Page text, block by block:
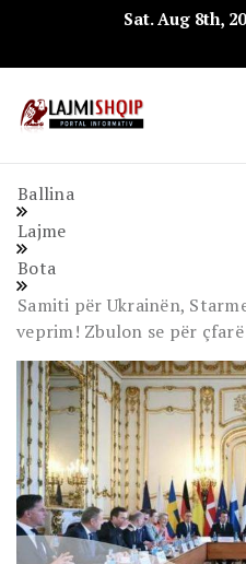
Sat. Aug 8th,
Ballina
Lajme
Bota
Samiti për Ukrainën,
veprim! Zbulon se për